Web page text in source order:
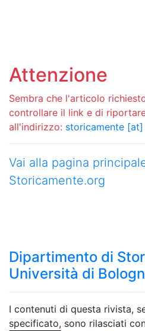
Attenzione
Sembra che l'articolo
controllare il link e di
all'indirizzo: storicamente
Vai alla pagina
Storicamente.org
Dipartimento di
Università di
I contenuti di questa rivista,
specificato, sono rilasciati